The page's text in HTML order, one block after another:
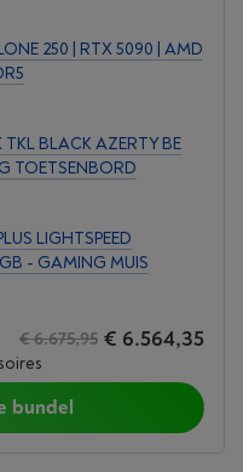
250 | RTX 5090 | AMD
BLACK AZERTY BE
TOETSENBORD
LIGHTSPEED
- GAMING MUIS
€ 6.675,95 € 6.564,35
bundel